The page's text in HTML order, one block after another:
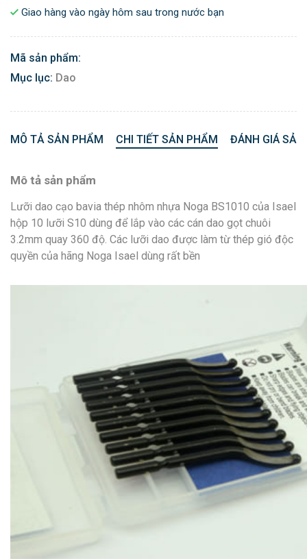
Giao hàng vào ngày hôm sau trong nước bạn
Mã sản phẩm:
Mục lục: Dao
MÔ TẢ SẢN PHẨM CHI TIẾT SẢN PHẨM ĐÁNH GIÁ
Mô tả sản phẩm
Lưỡi dao cạo bavia thép nhôm nhựa Noga BS1010 của Isael
hộp 10 lưỡi S10 dùng để lắp vào các cán dao gọt chuôi
3.2mm quay 360 độ. Các lưỡi dao được làm từ thép gió độc
quyền của hãng Noga Isael dùng rất bền